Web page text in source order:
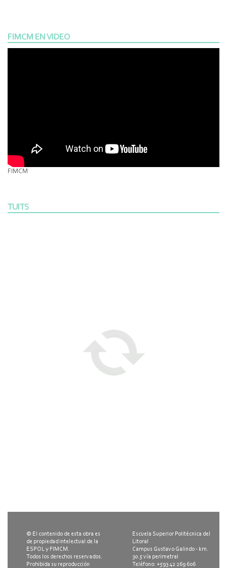
FIMCM EN VIDEO
FIMCM
TUITS
© El contenido de esta obra es
de propiedad intelectual de la
ESPOL y FIMCM.
Todos los derechos reservados.
Prohibida su reproducción
Escuela Superior Politécnica del
Litoral
Campus Gustavo Galindo - km.
30.5 vía perimetral
Teléfono: +593 42 269 606